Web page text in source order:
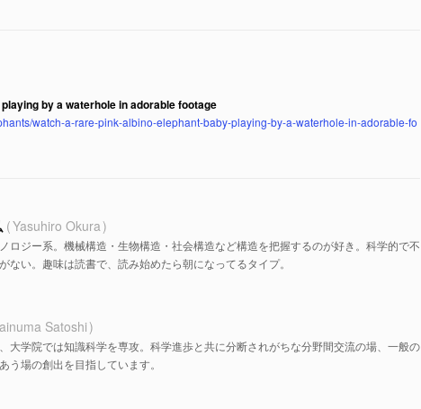
by a waterhole in adorable footage
watch-a-rare-pink-albino-elephant-baby-playing-by-a-waterhole-in-adorable-fo
Yasuhiro Okura
ロジー系。機械構造・生物構造・社会構造など構造を把握するのが好き。科学的で不
ない。趣味は読書で、読み始めたら朝になってるタイプ。
Satoshi
大学院では知識科学を専攻。科学進歩と共に分断されがちな分野間交流の場、一般の
う場の創出を目指しています。